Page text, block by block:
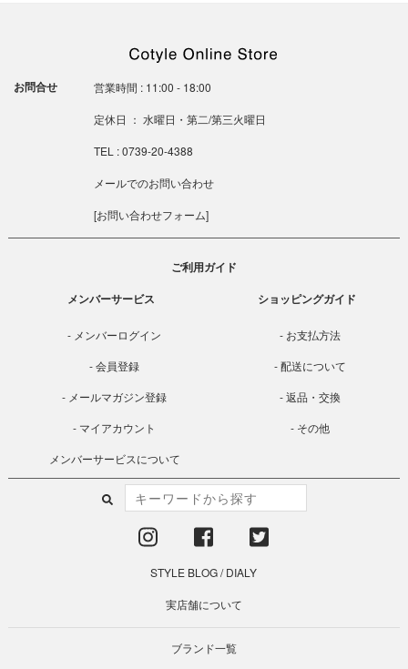
お問合せ 営業時間 : 11:00 - 18:00
定休日 ： 水曜日・第二/第三火曜日
TEL : 0739-20-4388
メールでのお問い合わせ
[お問い合わせフォーム]
ご利用ガイド
メンバーサービス
メンバーログイン
会員登録
メールマガジン登録
マイアカウント
メンバーサービスについて
ショッピングガイド
お支払方法
配送について
返品・交換
その他
STYLE BLOG/DIALY
実店舗について
ブランド一覧